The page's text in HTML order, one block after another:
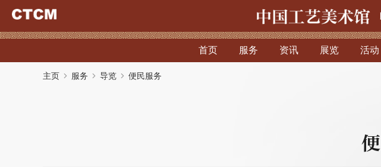
首页 服务 资讯 展览 活动
主页 服务 导览 便民服务